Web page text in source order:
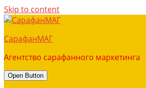
Skip to content
СарафанМАГ
Агентство сарафанного маркетинга
Open Button